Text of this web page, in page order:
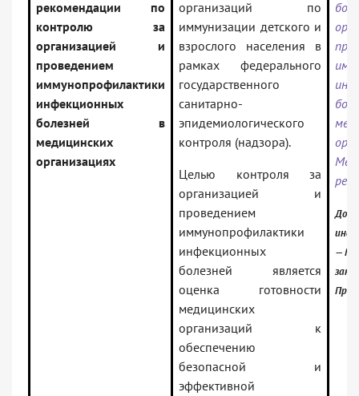
рекомендации по
контролю за
организацией и
проведением
иммунопрофилактики
инфекционных
болезней в
медицинских
организациях
организаций по
иммунизации детского и
взрослого населения в
рамках федерального
государственного
санитарно-
эпидемиологического
контроля (надзора).
Целью контроля за
организацией и
проведением
иммунопрофилактики
инфекционных
болезней является
оценка готовности
медицинских
организаций к
обеспечению
безопасной и
эффективной
—